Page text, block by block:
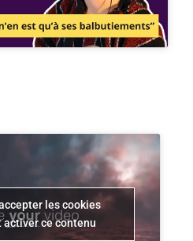
les cookies
ce contenu